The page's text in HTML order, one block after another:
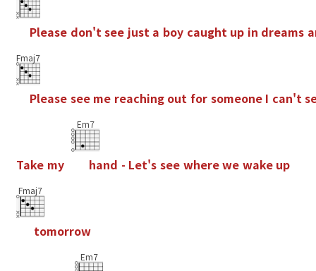
Please don't see just a boy caught up in dreams a
Fmaj7
Please see me reaching out for someone I can'ts
Take my
Em7
hand - Let's see wherewe wake up
Fmaj7
tomorrow
Em7